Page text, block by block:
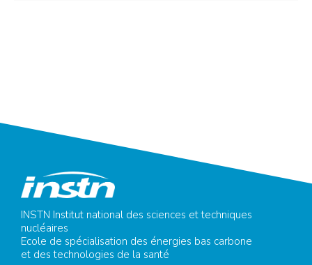
INSTN Institut national des sciences et techniques
nucléaires
Ecole de spécialisation des énergies bas carbone
et des technologies de la santé